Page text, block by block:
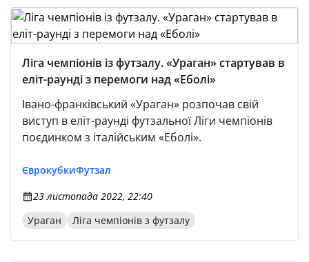
Ліга чемпіонів із футзалу. «Ураган» стартував в
еліт-раунді з перемоги над «Еболі»
Івано-франківський «Ураган» розпочав свій
виступ в еліт-раунді футзальної Ліги чемпіонів
поєдинком з італійським «Еболі».
ЄврокубкиФутзал
23 листопада 2022, 22:40
Ураган
Ліга чемпіонів з футзалу